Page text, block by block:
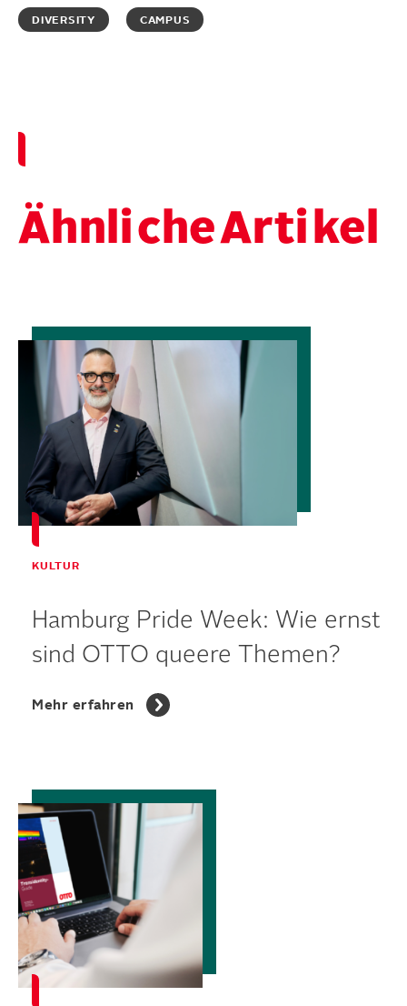
DIVERSITY CAMPUS
ÄhnlicheArti kel
KULTUR
Hamburg Pride Week: Wie ernst
sind OTTO queere Themen?
Mehr erfahren